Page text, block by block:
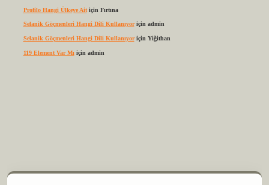
Profilo Hangi Ülkeye Aitiçin Fırtına
Selanik Göçmenleri Hangi Dili Kullanıyoriçin admin
Selanik Göçmenleri Hangi Dili Kullanıyoriçin Yiğithan
119 Element Var Mı için admin